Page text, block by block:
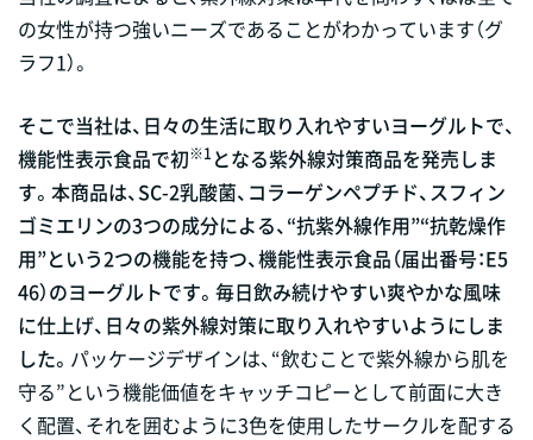
の女性が持つ強いニーズであることがわかっています（グ
ラフ1）。
そこで当社は、日々の生活に取り入れやすいヨーグルトで、
機能性表示食品で初※1 となる紫外線対策商品を発売しま
す。本商品は、SC-2乳酸菌、コラーゲンペプチド、スフィン
ゴミエリンの3つの成分による、“抗紫外線作用”“抗乾燥作
用”という2つの機能を持つ、機能性表示食品（届出番号：E5
46）のヨーグルトです。毎日飲み続けやすい爽やかな風味
に仕上げ、日々の紫外線対策に取り入れやすいようにしま
した。 パッケージデザインは、“飲むことで紫外線から肌を
守る”という機能価値をキャッチコピーとして前面に大き
く配置、それを囲むように3色を使用したサークルを配する